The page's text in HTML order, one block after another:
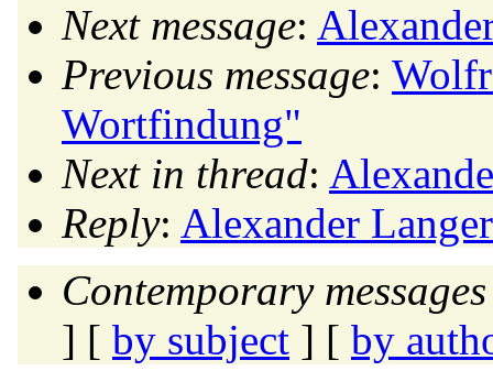
Next message:
Previous message:
Wortfindung"
Next in thread:
Reply: Alexander
Contemporary
] [ by subject ] [ by